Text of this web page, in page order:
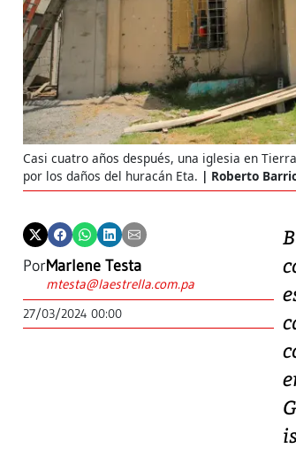
Casi cuatro años después, una iglesia en
por los daños del huracán Eta.
Roberto
PorMarlene Testa
mtesta@laestrella.com.pa
27/03/2024 00:00